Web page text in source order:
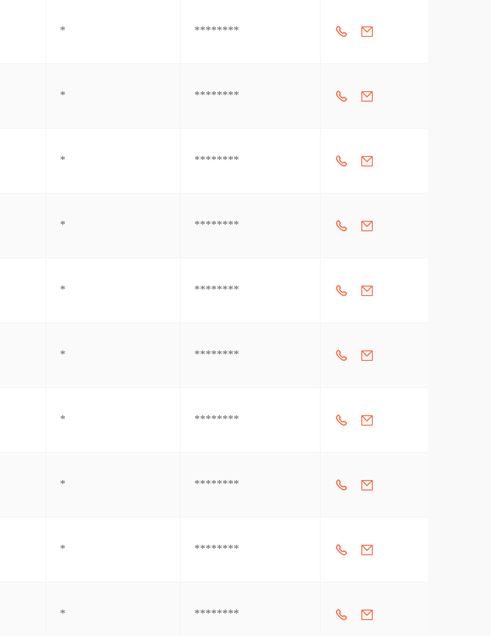
* ********
* ********
* ********
* ********
* ********
* ********
* ********
* ********
* ********
* ********